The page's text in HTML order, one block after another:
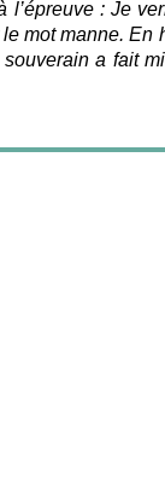
: Je
mot manne. En
a fait